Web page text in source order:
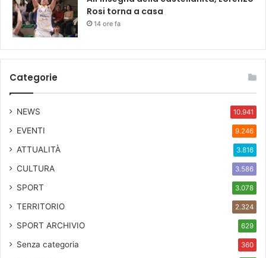
Rosi torna a casa
14 ore fa
Categorie
NEWS 10.941
EVENTI 9.246
ATTUALITÀ 3.816
CULTURA 3.586
SPORT 3.078
TERRITORIO 2.324
SPORT ARCHIVIO 629
Senza categoria 360